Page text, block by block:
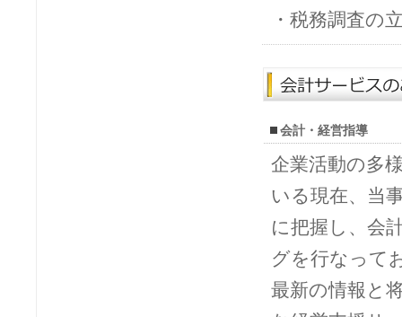
・税務調査の
会計・経営指導
企業活動の多
いる現在、当
に把握し、会
グを行なって
最新の情報と